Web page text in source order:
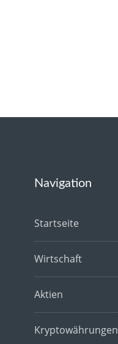
Navigation
Startseite
Wirtschaft
Aktien
Kryptowährungen